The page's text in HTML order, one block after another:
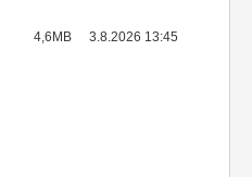
4,6MB 3.8.2026 13:45